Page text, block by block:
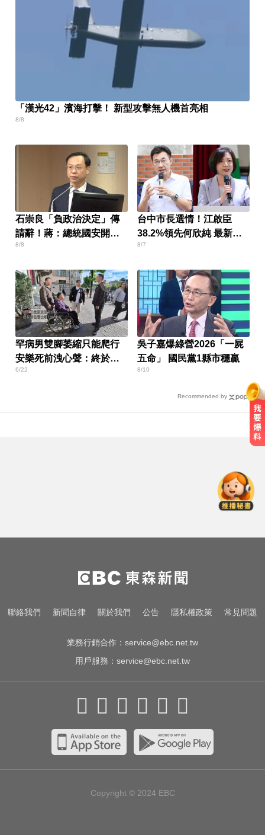
「漢光42」濱海打擊！ 新型攻擊無人機首亮相
8/8
石崇良「負政治決定」傳
請辭！蔣：總統國安開了
沒？
8/8
台中市長選情！江啟臣
38.2%領先何欣純 最新民
調曝
8/7
罕病男雙腳萎縮只能爬行
安樂死前洩心聲：終於看
到盡頭
6/22
吳子嘉爆綠營2026「一屍
五命」 國民黨1縣市穩贏
8/10
Recommended by
「像被卡車撞」備賽狂操滿手繭
NBA／名人堂傳奇教練尼爾森辭世
勝場史上第2多
6.4萬名股東注意！三商壽下市倒數
聯絡我們 新聞自律 關於我們 公告 隱私權政策 常見問題
業務行銷合作： service@ebc.net.tw
用戶服務： service@ebc.net.tw
Copyright © 2024 EBC